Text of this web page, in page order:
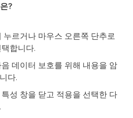
?
누르거나 마우스 오른쪽 단추로
합니다.
데이터 보호를 위해 내용을 암
다.
성 창을 닫고 적용을 선택한 다